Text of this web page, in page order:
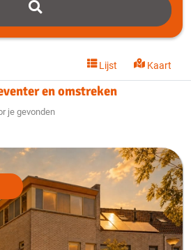
Lijst Kaart
en omstreken
je gevonden